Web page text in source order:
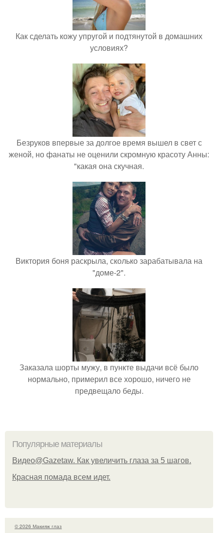
Как сделать кожу упругой и подтянутой в домашних
условиях?
Безруков впервые за долгое время вышел в свет с
женой, но фанаты не оценили скромную красоту Анны:
"какая она скучная.
Виктория боня раскрыла, сколько зарабатывала на
"доме-2".
Заказала шорты мужу, в пункте выдачи всё было
нормально, примерил все хорошо, ничего не
предвещало беды.
Популярные материалы
Видео@Gazetaw. Как увеличить глаза за 5 шагов.
Красная помада всем идет.
© 2026 Макияж глаз